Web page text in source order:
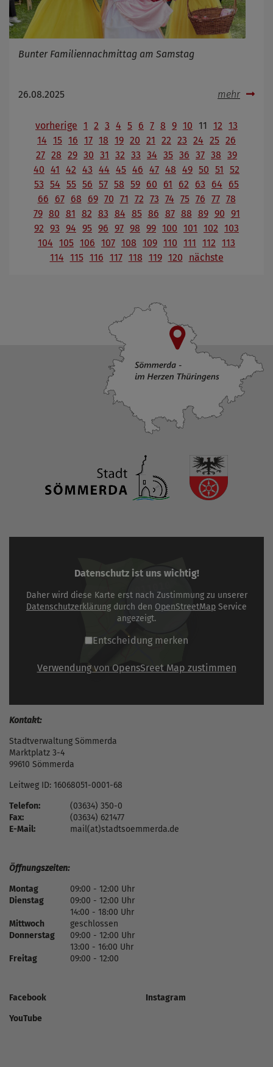
Bunter Familiennachmittag am Samstag
26.08.2025 mehr
vorherige 1 2 3 4 5 6 7 8 9 10 11 12 13
14 15 16 17 18 19 20 21 22 23 24 25 26
27 28 29 30 31 32 33 34 35 36 37 38 39
40 41 42 43 44 45 46 47 48 49 50 51
52
53 54 55 56 57 58 59 60 61 62 63 64
65
66
67 68 69 70 71 72 73 74 75 76 77 78
79 80 81 82 83 84 85 86 87 88 89 90 91
92 93 94 95 96 97 98 99 100 101 102 103
104 105 106 107 108 109 110 111 112 113
114 115 116 117 118 119 120 nächste
Datenschutz ist uns wichtig!
Daher wird diese Karte erst nach Zustimmung zu unserer
Datenschutzerklärung durch den OpenStreetMap Service
angezeigt.
Entscheidung merken
Verwendung von OpensSreet Map zustimmen
Kontakt:
Stadtverwaltung Sömmerda
Marktplatz 3-4
99610 Sömmerda
Leitweg ID: 16068051-0001-68
Telefon:
(03634) 350-0
Fax:
(03634) 621477
E-Mail:
mail(at)stadtsoemmerda.de
Öffnungszeiten:
Montag
09:00 - 12:00 Uhr
Dienstag
09:00 - 12:00 Uhr
14:00 - 18:00 Uhr
Mittwoch
geschlossen
Donnerstag
09:00 - 12:00 Uhr
13:00 - 16:00 Uhr
Freitag
09:00 - 12:00
Facebook
Instagram
YouTube